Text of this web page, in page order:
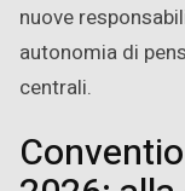
nuove
autonomia di
centrali.